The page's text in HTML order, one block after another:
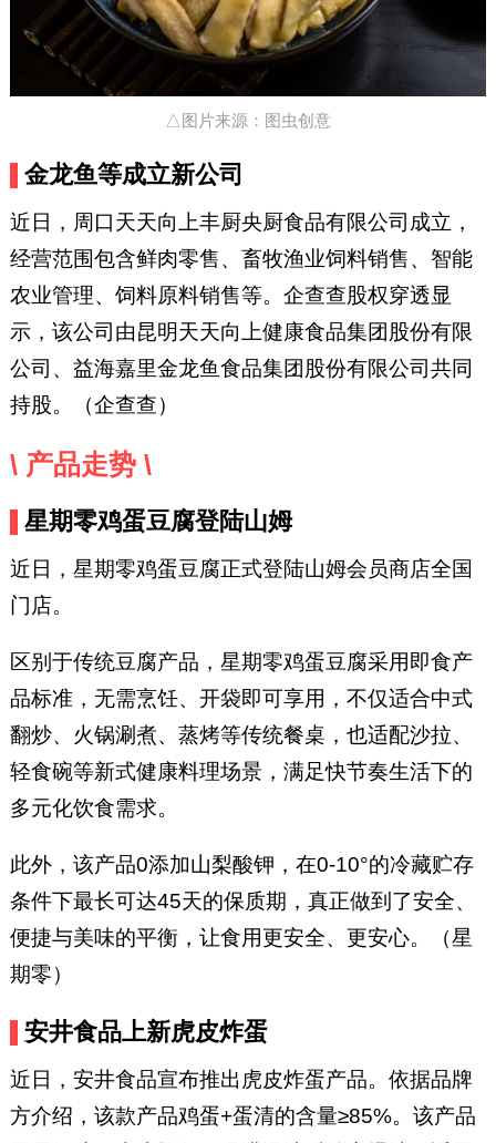
△图片来源：图虫创意
金龙鱼等成立新公司
近日，周口天天向上丰厨央厨食品有限公司成立，
经营范围包含鲜肉零售、畜牧渔业饲料销售、智能
农业管理、饲料原料销售等。企查查股权穿透显
示，该公司由昆明天天向上健康食品集团股份有限
公司、益海嘉里金龙鱼食品集团股份有限公司共同
持股。（企查查）
\ 产品走势 \
星期零鸡蛋豆腐登陆山姆
近日，星期零鸡蛋豆腐正式登陆山姆会员商店全国
门店。
区别于传统豆腐产品，星期零鸡蛋豆腐采用即食产
品标准，无需烹饪、开袋即可享用，不仅适合中式
翻炒、火锅涮煮、蒸烤等传统餐桌，也适配沙拉、
轻食碗等新式健康料理场景，满足快节奏生活下的
多元化饮食需求。
此外，该产品0添加山梨酸钾，在0-10°的冷藏贮存
条件下最长可达45天的保质期，真正做到了安全、
便捷与美味的平衡，让食用更安全、更安心。（星
期零）
安井食品上新虎皮炸蛋
近日，安井食品宣布推出虎皮炸蛋产品。依据品牌
方介绍，该款产品鸡蛋+蛋清的含量≥85%。该产品